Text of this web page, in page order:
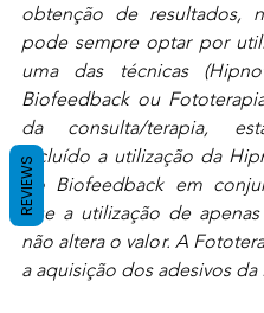
obtenção de resultados,
pode sempre optar por
uma das técnicas
Biofeedback ou
da consulta/terapia,
incluído a utilização da
do Biofeedback em
que a utilização de
não altera o valor. A
a aquisição dos adesivos da
REVIEWS